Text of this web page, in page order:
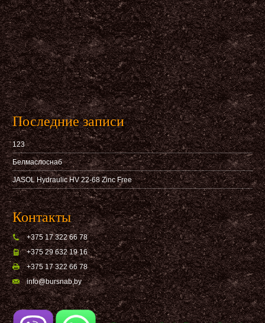
Последние записи
123
Белмаслоснаб
JASOL Hydraulic HV 22-68 Zinc Free
Контакты
+375 17 322 66 78
+375 29 632 19 16
+375 17 322 66 78
info@bursnab,by